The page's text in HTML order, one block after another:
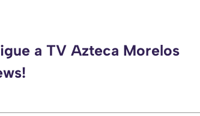
a TV Azteca Morelos